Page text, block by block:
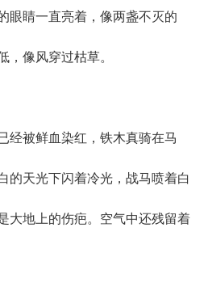
眼睛一直亮着，像两盏不灭的
，像风穿过枯草。
被鲜血染红，铁木真骑在马
的天光下闪着冷光，战马喷着白
大地上的伤疤。空气中还残留着